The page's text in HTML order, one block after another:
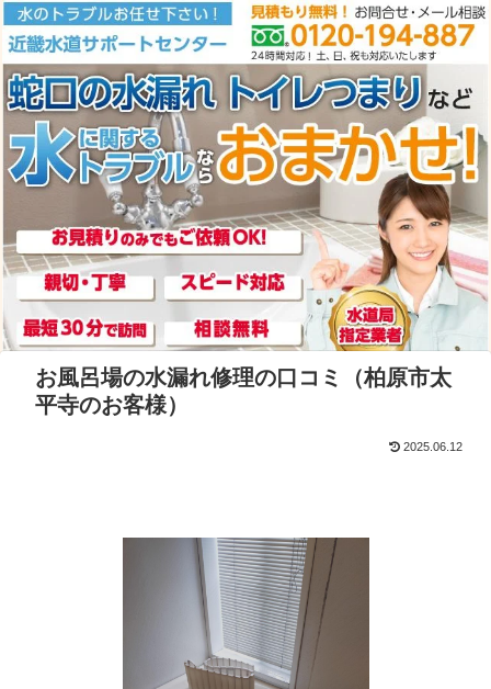
お風呂場の水漏れ修理の口コミ（柏原市太
平寺のお客様）
2025.06.12